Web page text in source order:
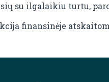
su ilgalaikiu turtu,
finansinėje